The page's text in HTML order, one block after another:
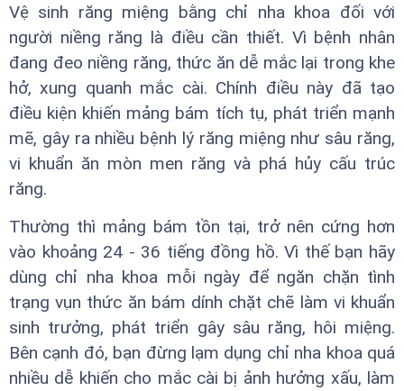
Vệ sinh răng miệng bằng chỉ nha khoa đối với
người niềng răng là điều cần thiết. Vì bệnh nhân
đang đeo niềng răng, thức ăn dễ mắc lại trong khe
hở, xung quanh mắc cài. Chính điều này đã tạo
điều kiện khiến mảng bám tích tụ, phát triển mạnh
mẽ, gây ra nhiều bệnh lý răng miệng như sâu răng,
vi khuẩn ăn mòn men răng và phá hủy cấu trúc
răng.
Thường thì mảng bám tồn tại, trở nên cứng hơn
vào khoảng 24 - 36 tiếng đồng hồ. Vì thế bạn hãy
dùng chỉ nha khoa mỗi ngày để ngăn chặn tình
trạng vụn thức ăn bám dính chặt chẽ làm vi khuẩn
sinh trưởng, phát triển gây sâu răng, hôi miệng.
Bên cạnh đó, bạn đừng lạm dụng chỉ nha khoa quá
nhiều dễ khiến cho mắc cài bị ảnh hưởng xấu, làm